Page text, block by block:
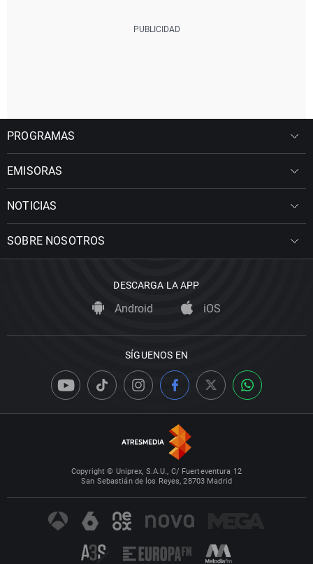
PROGRAMAS
EMISORAS
NOTICIAS
SOBRE NOSOTROS
DESCARGA LA APP
Android iOS
SÍGUENOS EN
Copyright © Uniprex, S.A.U., C/ Fuerteventura 12
San Sebastián de los Reyes, 28703 Madrid